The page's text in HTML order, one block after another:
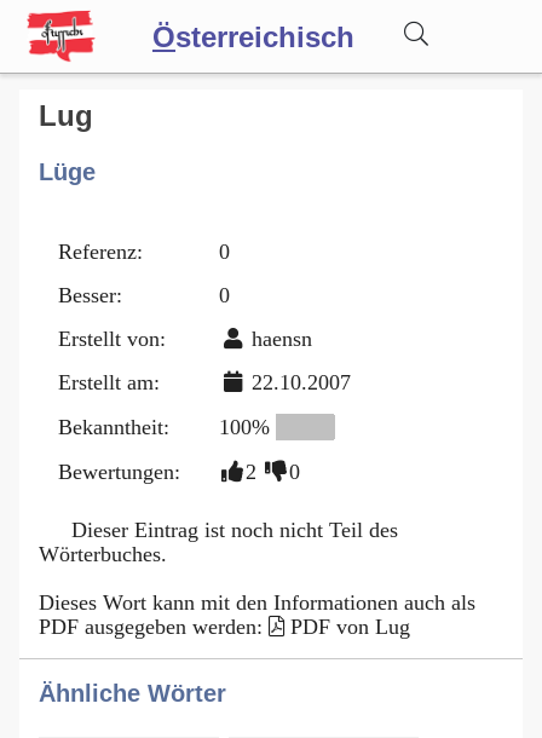
Österreichisch
Wörterbuch
Forum
Blog
Lug
Lüge
Referenz:
0
Besser:
0
Erstellt von:
haensn
Erstellt am:
22.10.2007
Bekanntheit:
100%
Bewertungen:
2 0
Dieser Eintrag ist noch nicht Teil des
Wörterbuches.
Dieses Wort kann mit den Informationen auch als
PDF ausgegeben werden:
PDF von Lug
Ähnliche Wörter